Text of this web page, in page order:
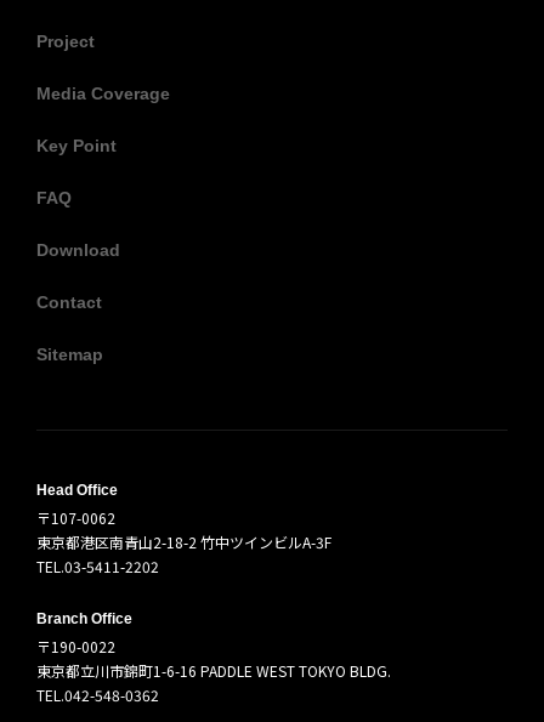
Project
Media Coverage
Key Point
FAQ
Download
Contact
Sitemap
Head Office
〒107-0062
東京都港区南青山2-18-2 竹中ツインビルA-3F
TEL.03-5411-2202
Branch Office
〒190-0022
東京都立川市錦町1-6-16 PADDLE WEST TOKYO BLDG.
TEL.042-548-0362